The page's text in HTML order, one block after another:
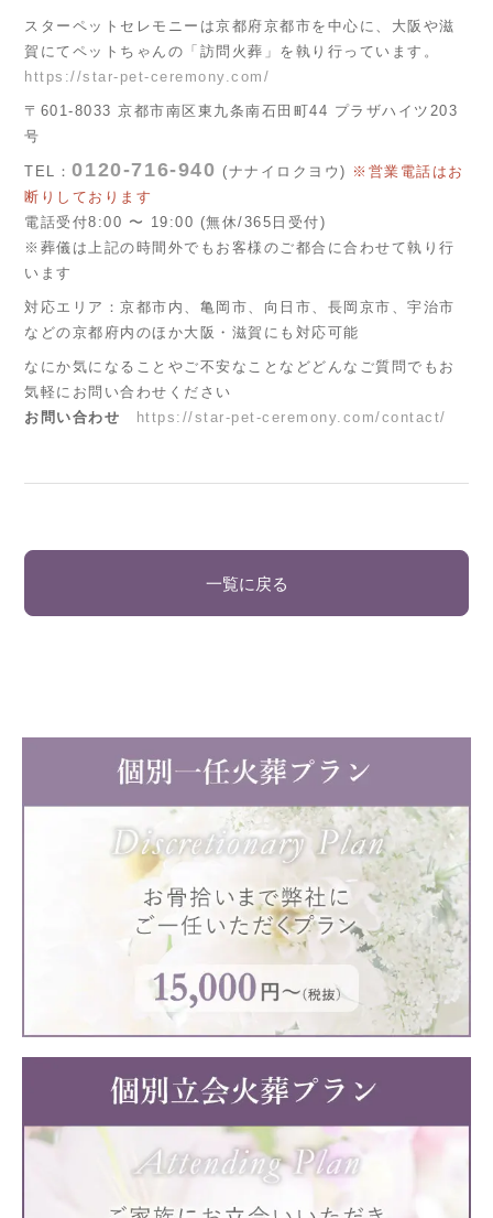
スターペットセレモニーは京都府京都市を中心に、大阪や滋
賀にてペットちゃんの「訪問火葬」を執り行っています。
https://star-pet-ceremony.com/
〒601-8033 京都市南区東九条南石田町44 プラザハイツ203
号
TEL：0120-716-940 (ナナイロクヨウ) ※営業電話はお
断りしております
電話受付8:00 〜 19:00 (無休/365日受付)
※葬儀は上記の時間外でもお客様のご都合に合わせて執り行
います
対応エリア：京都市内、亀岡市、向日市、長岡京市、宇治市
などの京都府内のほか大阪・滋賀にも対応可能
なにか気になることやご不安なことなどどんなご質問でもお
気軽にお問い合わせください
お問い合わせ
https://star-pet-ceremony.com/contact/
一覧に戻る